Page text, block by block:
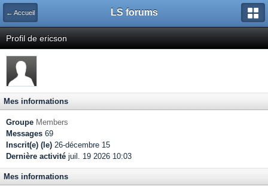
← Accueil LS forums
Profil de ericson
Mes informations
Groupe Members
Messages 69
Inscrit(e) (le) 26-décembre 15
Dernière activité juil. 19 2026 10:03
Mes informations